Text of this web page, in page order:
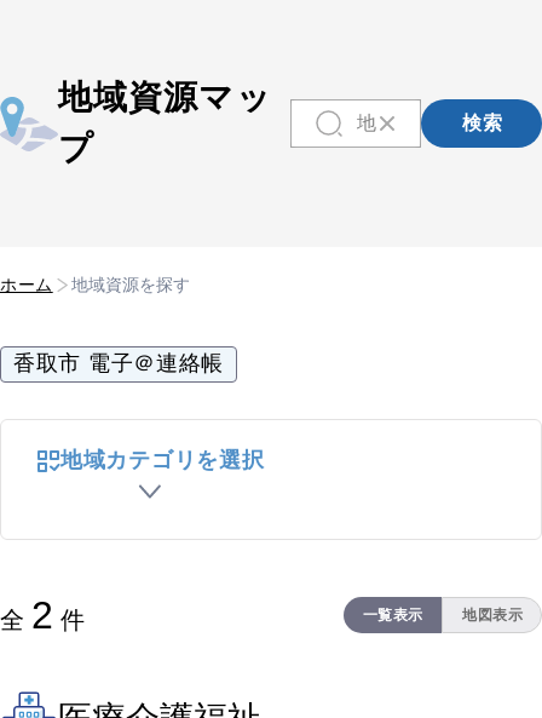
地域資源マッ
プ
検索
ホーム 地域資源を探す
香取市 電子＠連絡帳
地域カテゴリを選択
全 2 件 一覧表示 地図表示